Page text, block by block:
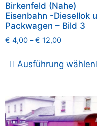
Birkenfeld (Nahe)
Eisenbahn -Diesellok
Packwagen – Bild 3
€ 4,00 –€ 12,00
Ausführung wählen